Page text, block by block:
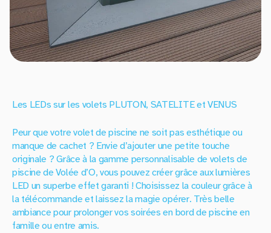
Les LEDs sur les volets PLUTON, SATELITE et VENUS
Peur que votre volet de piscine ne soit pas esthétique ou
manque de cachet ? Envie d’ajouter une petite touche
originale ? Grâce à la gamme personnalisable de volets de
piscine de Volée d’O, vous pouvez créer grâce aux lumières
LED un superbe effet garanti ! Choisissez la couleur grâce à
la télécommande et laissez la magie opérer. Très belle
ambiance pour prolonger vos soirées en bord de piscine en
famille ou entre amis.